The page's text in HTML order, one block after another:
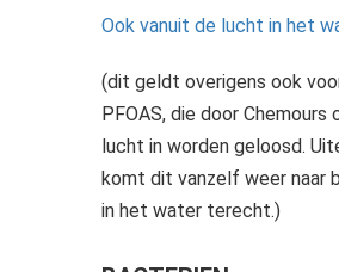
Ook vanuit de lucht in het
(dit geldt overigens ook
PFOAS, die door Chemours
lucht in worden geloosd.
komt dit vanzelf weer naar
in het water terecht.)